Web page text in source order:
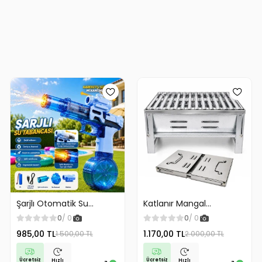
Şarjlı Otomatik Su
Tabancası Oyuncak
Geniş Hazneli
0/ 0
985,00 TL1.500,00 TL
Ücretsiz
Hızlı
Katlanır Mangal
Paslanmaz Çelik Oluklu
Izgara Galvanizli Çelik
Malzeme
0/ 0
1.170,00 TL2.000,00 TL
Ücretsiz
Hızlı